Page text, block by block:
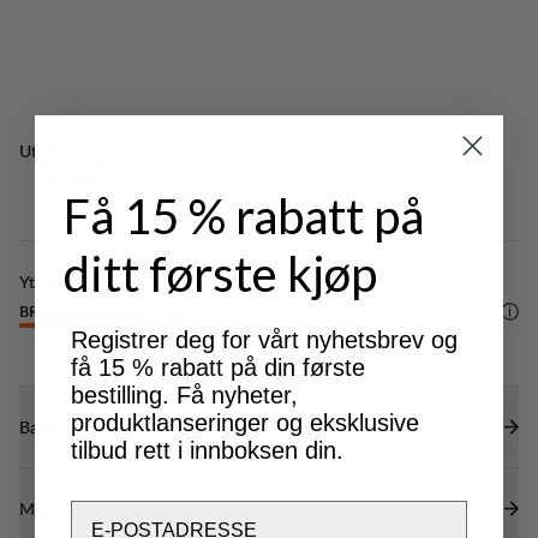
Utmerket for
Ytelse
BREATHABILITY
Bærekraftsegenskaper
Materialer
Få 15 % rabatt på
ditt første kjøp
Registrer deg for vårt nyhetsbrev og
få 15 % rabatt på din første
bestilling. Få nyheter,
produktlanseringer og eksklusive
tilbud rett i innboksen din.